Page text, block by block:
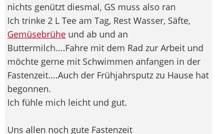
nichts genützt diesmal, GS muss also ran
Ich trinke 2 L Tee am Tag, Rest Wasser, Säfte,
Gemüsebrühe und ab und an
Buttermilch....Fahre mit dem Rad zur Arbeit und
möchte gerne mit Schwimmen anfangen in der
Fastenzeit....Auch der Frühjahrsputz zu Hause hat
begonnen.
Ich fühle mich leicht und gut.
Uns allen noch gute Fastenzeit